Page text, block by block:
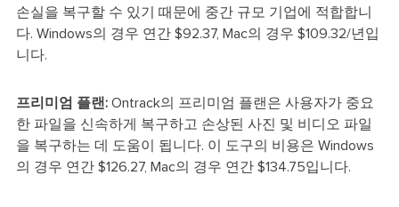
손실을 복구할 수 있기 때문에 중간 규모 기업에 적합합니
다. Windows의 경우 연간 $92.37, Mac의 경우 $109.32/년입
니다.
프리미엄 플랜:Ontrack의 프리미엄 플랜은 사용자가 중요
한 파일을 신속하게 복구하고 손상된 사진 및 비디오 파일
을 복구하는 데 도움이 됩니다. 이 도구의 비용은 Windows
의 경우 연간 $126.27, Mac의 경우 연간 $134.75입니다.